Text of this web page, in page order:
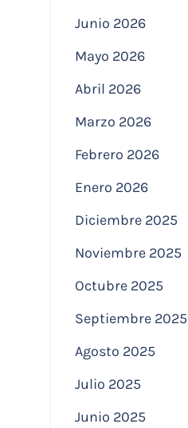
Junio 2026
Mayo 2026
Abril 2026
Marzo 2026
Febrero 2026
Enero 2026
Diciembre 2025
Noviembre 2025
Octubre 2025
Septiembre 2025
Agosto 2025
Julio 2025
Junio 2025